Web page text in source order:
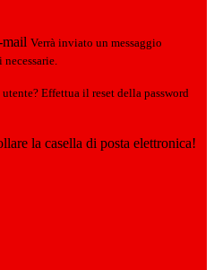
Verrà inviato un messaggio
Effettua il reset della password
la casella di posta elettronica!